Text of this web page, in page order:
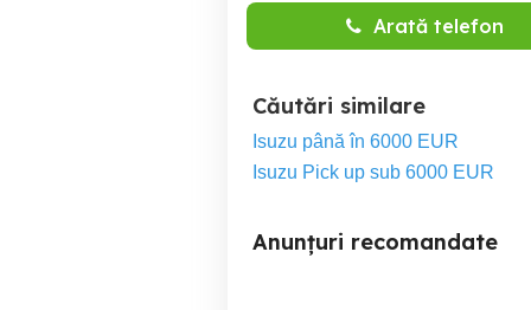
Arată telefon
Căutări similare
Isuzu până în 6000 EUR
Isuzu Pick up sub 6000 EUR
Anunțuri recomandate